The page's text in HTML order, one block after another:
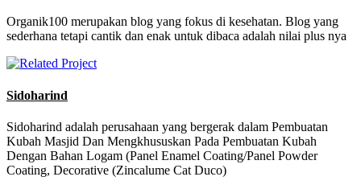
Organik100 merupakan blog yang fokus di kesehatan. Blog yang
sederhana tetapi cantik dan enak untuk dibaca adalah nilai plus nya
Sidoharind
Sidoharind adalah perusahaan yang bergerak dalam Pembuatan
Kubah Masjid Dan Mengkhususkan Pada Pembuatan Kubah
Dengan Bahan Logam (Panel Enamel Coating/Panel Powder
Coating, Decorative (Zincalume Cat Duco)